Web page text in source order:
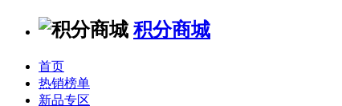
积分商城
首页
热销榜单
新品专区